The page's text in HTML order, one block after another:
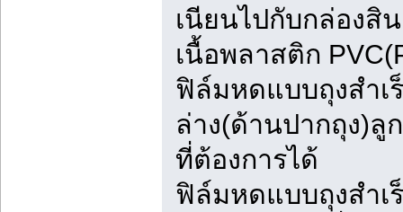
เนียนไปกับกล่องสิ
เนื้อพลาสติก
ฟิล์มหดแบบถุงสำเ
ล่าง(ด้านปากถุง)ลู
ที่ต้องการได้
ฟิล์มหดแบบถุงสำเ